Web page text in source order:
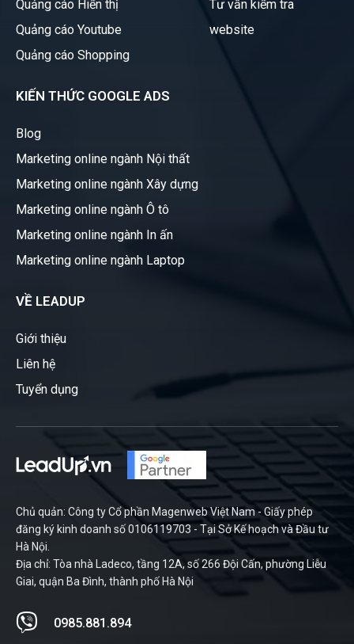
Quảng cáo Hiển thị
Quảng cáo Youtube
Quảng cáo Shopping
Tư vấn kiểm tra
website
KIẾN THỨC GOOGLE ADS
Blog
Marketing online ngành Nội thất
Marketing online ngành Xây dựng
Marketing online ngành Ô tô
Marketing online ngành In ấn
Marketing online ngành Laptop
VỀ LEADUP
Giới thiệu
Liên hệ
Tuyển dụng
Chủ quản: Công ty Cổ phần Magenweb Việt Nam - Giấy phép
đăng ký kinh doanh số 0106119703 - Tại Sở Kế hoạch và Đầu tư
Hà Nội.
Địa chỉ: Tòa nhà Ladeco, tầng 12A, số 266 Đội Cấn, phường Liễu
Giai, quận Ba Đình, thành phố Hà Nội
0985.881.894